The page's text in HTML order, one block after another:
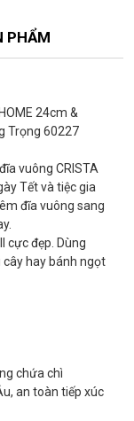
PHẨM
24cm &
Trọng 60227
vuông CRISTA
Tết và tiệc gia
đĩa vuông sang
cực đẹp. Dùng
cây hay bánh ngọt
chứa chì
an toàn tiếp xúc